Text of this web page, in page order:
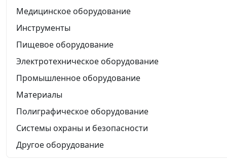
Медицинское оборудование
Инструменты
Пищевое оборудование
Электротехническое оборудование
Промышленное оборудование
Материалы
Полиграфическое оборудование
Системы охраны и безопасности
Другое оборудование